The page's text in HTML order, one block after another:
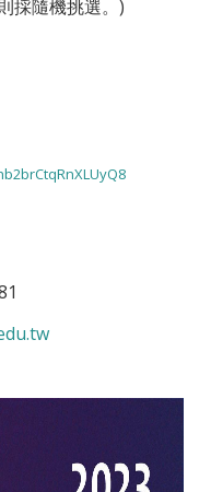
採隨機挑選。)